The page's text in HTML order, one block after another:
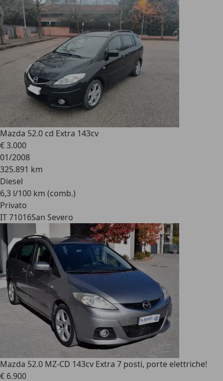
Mazda 52.0 cd Extra 143cv
€ 3.000
01/2008
325.891 km
Diesel
6,3 l/100 km (comb.)
Privato
IT 71016San Severo
Mazda 52.0 MZ-CD 143cv Extra 7 posti, porte elettriche!
€ 6.900